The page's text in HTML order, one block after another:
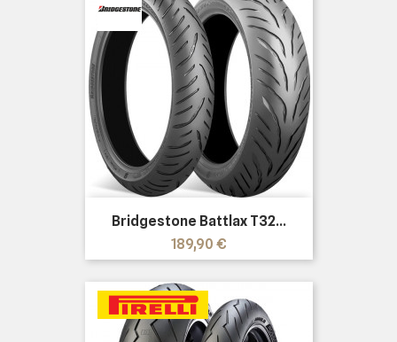
Bridgestone Battlax T32...
Prezzo
189,90 €